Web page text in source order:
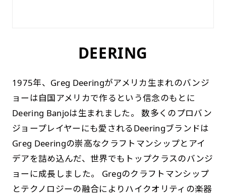
DEERING
1975年、Greg Deeringがアメリカ生まれのバンジ
ョーは自国アメリカで作るという信念のもとに
Deering Banjoは生まれました。 数多くのプロバン
ジョープレイヤーにも愛されるDeeringブランドは
Greg Deeringの崇高なクラフトマンシップとアイ
デアを詰め込んだ、世界でもトップクラスのバンジ
ョーに成長しました。 Gregのクラフトマンシップ
とテクノロジーの融合によりハイクオリティの楽器